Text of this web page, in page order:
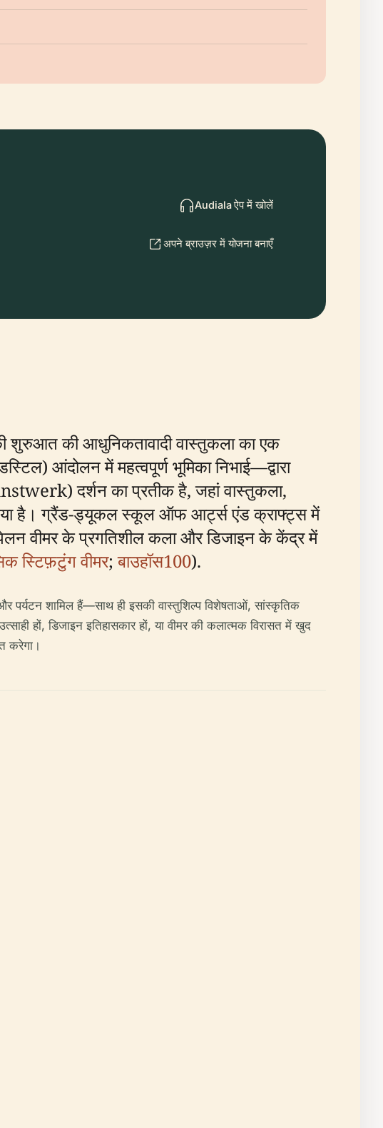
Audiala ऐप में खोलें
अपने ब्राउज़र में योजना बनाएँ
शुरुआत की आधुनिकतावादी वास्तुकला का एक
आंदोलन में महत्वपूर्ण भूमिका निभाई—द्वारा
दर्शन का प्रतीक है, जहां वास्तुकला,
है। ग्रैंड-ड्यूकल स्कूल ऑफ आर्ट्स एंड क्राफ्ट्स में
वीमर के प्रगतिशील कला और डिजाइन के केंद्र में
स्टिफ़टुंग वीमर;बाउहॉस100).
पर्यटन शामिल हैं—साथ ही इसकी वास्तुशिल्प विशेषताओं, सांस्कृतिक
हों, डिजाइन इतिहासकार हों, या वीमर की कलात्मक विरासत में खुद
करेगा।